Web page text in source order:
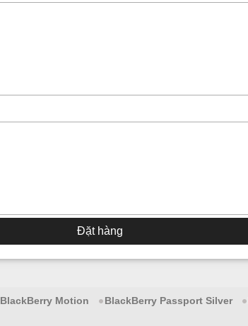
Đặt hàng
BlackBerry Motion BlackBerry Passport Silver